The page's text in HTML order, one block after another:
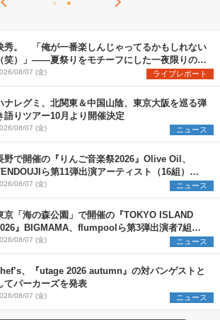
秀。 「俺が一番楽しんじゃってるかもしれない
（笑）」――夏祭りをモチーフにした一夜限りのス
シャルライブ『色祭』レポート
08/07 (金) ライブレポート
ナレグミ、北関東＆中国山陰、東京大阪を巡る弾
語りツアー10月より開催決定
08/07 (金) ニュース
野で開催の『りんご音楽祭2026』Olive Oil、
ら第11弾出演アーティスト（16組）を
表08/07 (金) ニュース
京「海の森公園」で開催の『TOKYO ISLAND
』BIGMAMA、flumpoolら第3弾出演者7組を
表 ワークショップ・アート出展者を募集
08/07 (金) ニュース
、『utage 2026 autumn』の対バンゲストと
てパーカーズを発表
08/07 (金) ニュース